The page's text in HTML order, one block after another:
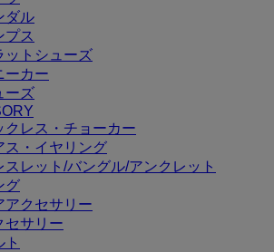
ダル
プス
ットシューズ
ーカー
ーズ
クレス・チョーカー
ス・イヤリング
スレット/バングル/アンクレット
グ
アクセサリー
セサリー
ト